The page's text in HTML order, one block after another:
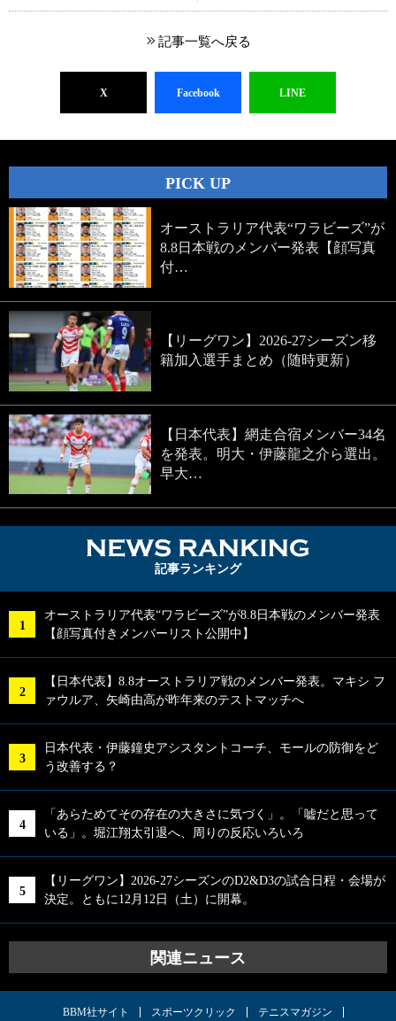
記事一覧へ戻る
X Facebook LINE
PICK UP
オーストラリア代表“ワラビーズ”が
8.8日本戦のメンバー発表【顔写真
付…
【リーグワン】2026-27シーズン移
籍加入選手まとめ（随時更新）
【日本代表】網走合宿メンバー34名
を発表。明大・伊藤龍之介ら選出。
早大…
記事ランキング
オーストラリア代表“ワラビーズ”が8.8日本戦のメンバー発表
【顔写真付きメンバーリスト公開中】
【日本代表】8.8オーストラリア戦のメンバー発表。マキシ フ
ァウルア、矢崎由高が昨年来のテストマッチへ
日本代表・伊藤鐘史アシスタントコーチ、モールの防御をど
う改善する？
「あらためてその存在の大きさに気づく」。「嘘だと思って
いる」。堀江翔太引退へ、周りの反応いろいろ
【リーグワン】2026-27シーズンのD2&D3の試合日程・会場が
決定。ともに12月12日（土）に開幕。
関連ニュース
BBM社サイト スポーツクリック テニスマガジン